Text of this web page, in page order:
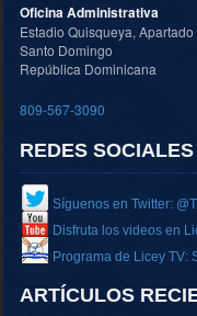
Oficina Administrativa
Estadio Quisqueya,
Santo Domingo
República Dominicana
809-567-3090
REDES SOCIALES
Síguenos en Twitter:
Disfruta los videos en
Programa de Licey TV:
ARTÍCULOS